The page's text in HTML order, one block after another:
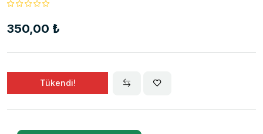
350,00 ₺
Tükendi!